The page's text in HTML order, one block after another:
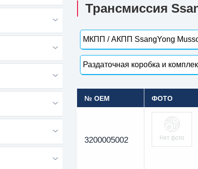
Трансмиссия
МКПП / АКПП SsangYong
Раздаточная коробка и
№ OEM ФОТО
3200005002